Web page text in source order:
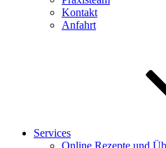
Kontakt
Anfahrt
Services
Online Rezepte und